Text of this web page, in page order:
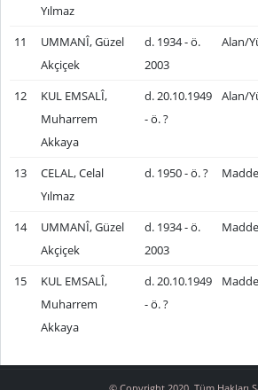
Yılmaz
11
UMMANÎ, Güzel
Akçiçek
d. 1934 - ö.
2003
Alan/
12
KUL EMSALÎ,
Muharrem
Akkaya
d. 20.10.1949
- ö. ?
Alan/
13
CELAL, Celal
Yılmaz
d. 1950 - ö. ?
14
UMMANÎ, Güzel
Akçiçek
d. 1934 - ö.
2003
15
KUL EMSALÎ,
Muharrem
Akkaya
d. 20.10.1949
- ö. ?